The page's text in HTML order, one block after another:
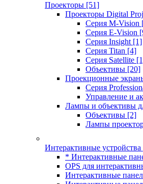
Проекторы [51]
Проекторы Digital
Серия M-Vision
Серия E-Vision
Серия Insight [1]
Серия Titan [4]
Серия Satellite
Объективы [20]
Проекционные
Серия
Управление и
Лампы и объективы
Объективы [2]
Лампы
Интерактивные устройства
* Интерактивные
OPS для
Интерактивные